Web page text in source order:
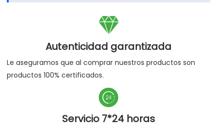

Autenticidad garantizada
Le aseguramos que al comprar nuestros productos son
productos 100% certificados.

Servicio 7*24 horas